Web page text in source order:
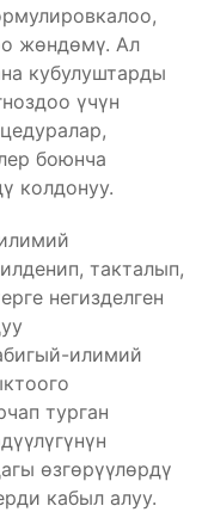
жөндөмү. Ал
кубулуштарды
үчүн
боюнча
колдонуу.
такталып,
негизделген
илимий
турган
өзгөрүүлөрдү
кабыл алуу.